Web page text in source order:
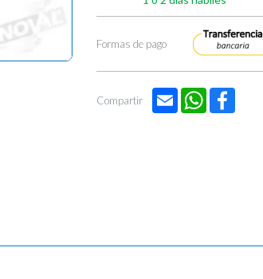
Formas de pago
Compartir Email WhatsApp